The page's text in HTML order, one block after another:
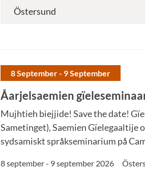
8 September - 9 September
Åarjelsaemien
Mujhtieh biejjide! Save the date!
Sametinget), Saemien
sydsamiskt språkseminarium på
8 september - 9 september 2026